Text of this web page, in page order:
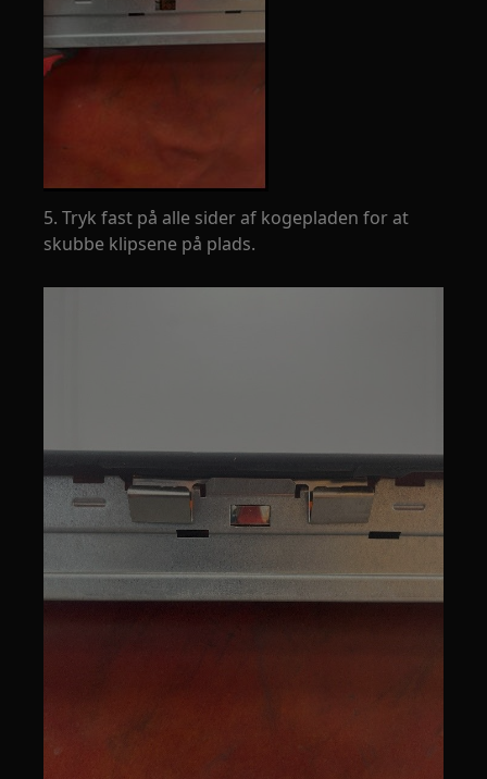
5. Tryk fast på alle sider af kogepladen for at
skubbe klipsene på plads.